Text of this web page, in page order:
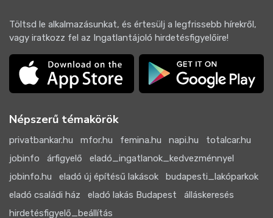
Töltsd le alkalmazásunkat, és értesülj a legfrissebb hírekről,
vagy iratkozz fel az Ingatlantájoló hirdetésfigyelőire!
Népszerű témakörök
privatbankar.hu mfor.hu femina.hu napi.hu
totalcar.hu
jobinfo
árfigyelő
eladó_ingatlanok_kedvezménnyel
jobinfo.hu
eladó új építésű lakások
budapesti_lakóparkok
eladó családi ház
eladó lakás Budapest
álláskeresés
hirdetésfigyelő_beállítás